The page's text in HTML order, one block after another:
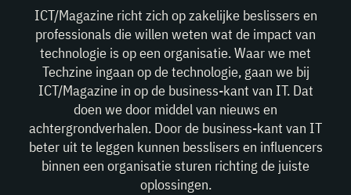
ICT/Magazine richt zich op zakelijke beslissers en
professionals die willen weten wat de impact van
technologie is op een organisatie. Waar we met
Techzine ingaan op de technologie, gaan we bij
ICT/Magazine in op de business-kant van IT. Dat
doen we door middel van nieuws en
achtergrondverhalen. Door de business-kant van IT
beter uit te leggen kunnen besslisers en influencers
binnen een organisatie sturen richting de juiste
oplossingen.